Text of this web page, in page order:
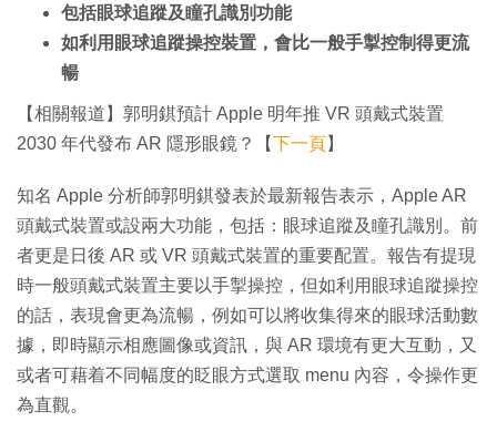
包括眼球追蹤及瞳孔識別功能
如利用眼球追蹤操控裝置，會比一般手掣控制得更流
暢
【相關報道】郭明錤預計 Apple 明年推 VR 頭戴式裝置
2030 年代發布 AR 隱形眼鏡？【下一頁】
知名 Apple 分析師郭明錤發表於最新報告表示，Apple AR
頭戴式裝置或設兩大功能，包括：眼球追蹤及瞳孔識別。前
者更是日後 AR 或 VR 頭戴式裝置的重要配置。報告有提現
時一般頭戴式裝置主要以手掣操控，但如利用眼球追蹤操控
的話，表現會更為流暢，例如可以將收集得來的眼球活動數
據，即時顯示相應圖像或資訊，與 AR 環境有更大互動，又
或者可藉着不同幅度的眨眼方式選取 menu 內容，令操作更
為直觀。